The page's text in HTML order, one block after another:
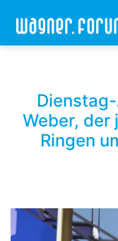
Weber, der
Ringen